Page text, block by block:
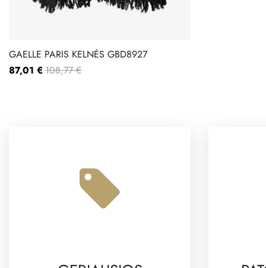
GAELLE PARIS KELNĖS GBD8927
87,01 € 108,77 €